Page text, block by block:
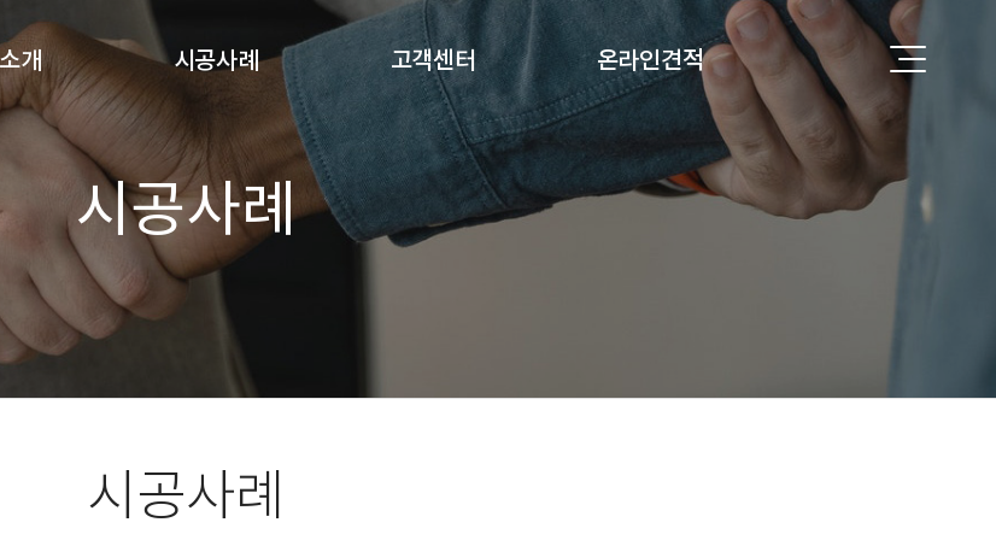
개
어
폴던스랙)
랙
시공사례
시공사례
고객센터
상담문의
공지사항
온라인견적
온라인견적
시공사례
시공사례